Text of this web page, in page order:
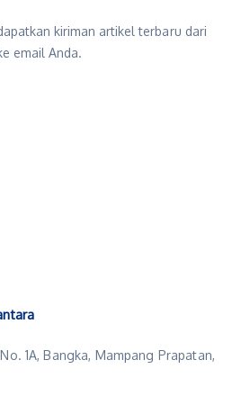
kiriman artikel terbaru dari
email Anda.
1A, Bangka, Mampang Prapatan,